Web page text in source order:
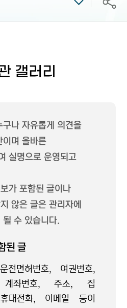
공유
갤러리
나 자유롭게 의견을
이며 올바른
실명으로 운영되고
가 포함된 글이나
않은 글은 관리자에
될 수 있습니다.
된 글
전면허번호, 여권번호,
계좌번호, 주소, 집
대전화, 이메일 등이